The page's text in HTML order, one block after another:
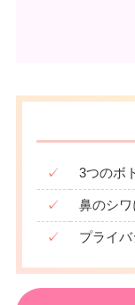
✓ 3つのボ
✓ 鼻のシワ
✓ プライ